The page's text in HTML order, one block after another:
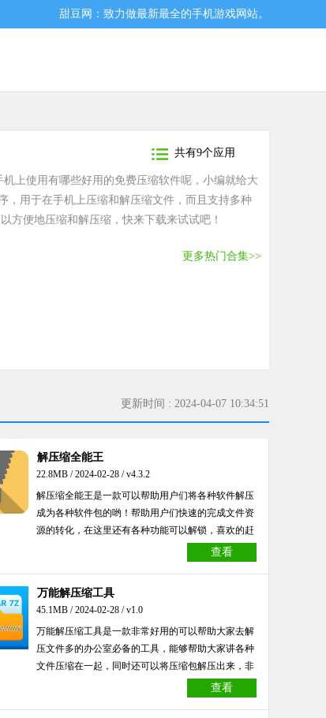
甜豆网：致力做最新最全的手机游戏网站。
共有9个应用
上使用有哪些好用的免费压缩软件呢，小编就给大
，用于在手机上压缩和解压缩文件，而且支持多种
方便地压缩和解压缩，快来下载来试试吧！
更多热门合集>>
更新时间 : 2024-04-07 10:34:51
解压缩全能王
22.8MB / 2024-02-28 / v4.3.2
解压缩全能王是一款可以帮助用户们将各种软件解压
成为各种软件包的哟！帮助用户们快速的完成文件资
源的转化，在这里还有各种功能可以解锁，喜欢的赶
快来本站点击下载吧！绝不容错过这款高效率工具软
查看
万能解压缩工具
45.1MB / 2024-02-28 / v1.0
万能解压缩工具是一款非常好用的可以帮助大家去解
压文件多的办公室必备的工具，能够帮助大家讲各种
文件压缩在一起，同时还可以将压缩包解压出来，非
查看